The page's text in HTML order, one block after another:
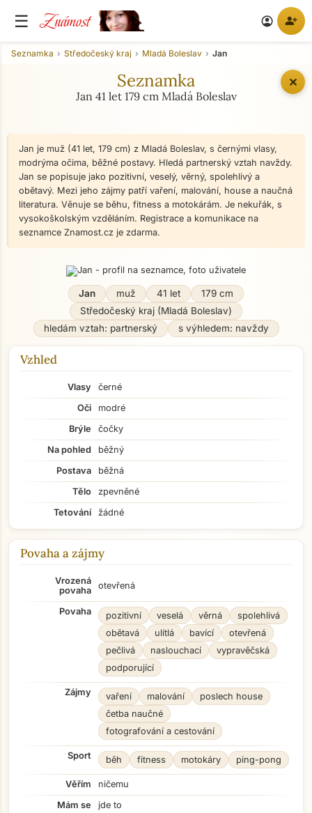
☰ Známost account_circle person_add
✕
Seznamka Středočeský kraj Mladá Boleslav Jan
Seznamka
Jan 41 let 179 cm Mladá Boleslav
Jan je muž (41 let, 179 cm) z Mladá Boleslav, s černými vlasy,
modrýma očima, běžné postavy. Hledá partnerský vztah navždy.
Jan se popisuje jako pozitivní, veselý, věrný, spolehlivý a
obětavý. Mezi jeho zájmy patří vaření, malování, house a naučná
literatura. Věnuje se běhu, fitness a motokárám. Je nekuřák, s
vysokoškolským vzděláním. Registrace a komunikace na
seznamce Znamost.cz je zdarma.
Jan muž 41 let
179 cm
Středočeský kraj (Mladá Boleslav)
hledám vztah: partnerský
s výhledem: navždy
Vzhled
Vlasy
černé
Oči
modré
Brýle
čočky
Na pohled
běžný
Postava
běžná
Tělo
zpevněné
Tetování
žádné
Povaha a zájmy
Vrozená
povaha
otevřená
Povaha pozitivní veselá věrná
spolehlivá
obětavá
ulítlá bavící
otevřená
pečlivá
naslouchací
vypravěčská
podporující
Zájmy vaření malování
poslech house
četba naučné
fotografování a cestování
Sport běh fitness motokáry ping-pong
Věřím
ničemu
Mám se
jde to